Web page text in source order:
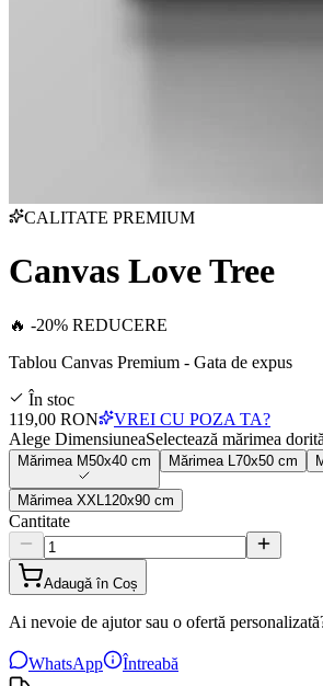
CALITATE PREMIUM
Canvas Love Tree
🔥 -20% REDUCERE
Tablou Canvas Premium - Gata de expus
În stoc
119,00 RON
VREI CU POZA TA?
Alege DimensiuneaSelectează mărimea dorită
Mărimea M50x40 cm Mărimea 70x50 cm
Mărimea XXL 120x90 cm
Cantitate
Adaugă în Coș
Ai nevoie de ajutor sau o ofertă
WhatsApp Întreabă